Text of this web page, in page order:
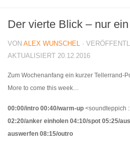
Der vierte Blick – nur
VON ALEX WUNSCHEL ·
AKTUALISIERT 20.12.2016
Zum Wochenanfang ein kurzer Tellerrand-
More to come this week…
00:00/intro 00:40/warm-up <soundteppich
02:20/anker einholen 04:10/spot 05:25/
auswerfen 08:15/outro